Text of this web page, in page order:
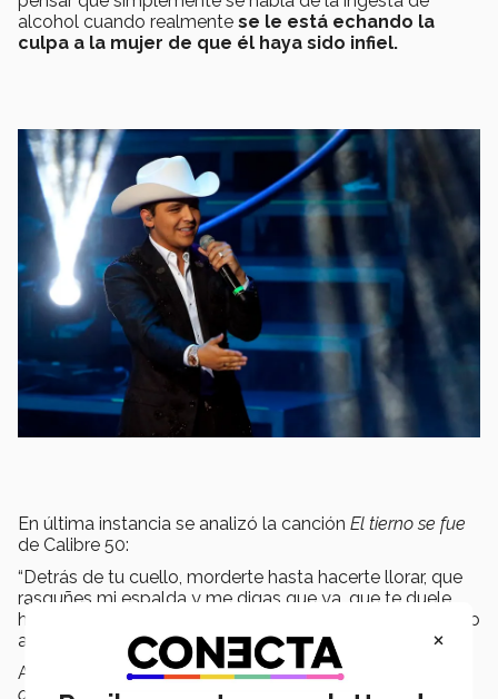
alcohol cuando realmente se le está echando la
culpa a la mujer de que él haya sido infiel.
En última instancia se analizó la canción El tierno se fue
de Calibre 50:
“Detrás de tu cuello, morderte hasta hacerte llorar, que
rasguñes mi espalda y me digas que ya, que te duele
hasta el alma y no puedas más, mientras grabo un vídeo
así con mi celular”.
Además, la profesora Meraz comparte:“La letra es muy
agresiva,
laviolencia hacia las mujeres es clara en esta
×